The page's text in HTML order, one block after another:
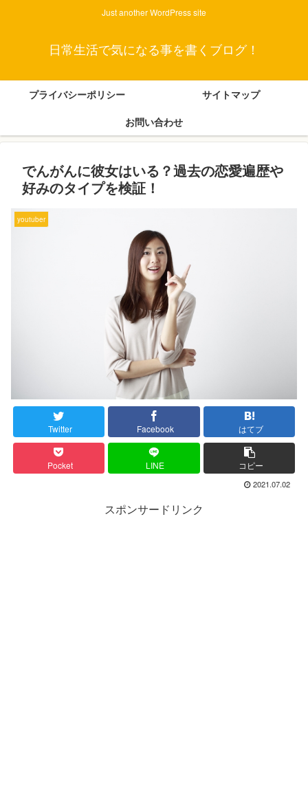
Just another WordPress site
日常生活で気になる事を書くブログ！
プライバシーポリシー
サイトマップ
お問い合わせ
でんがんに彼女はいる？過去の恋愛遍歴や
好みのタイプを検証！
youtuber
Twitter Facebook はてブ
Pocket LINE コピー
2021.07.02
スポンサードリンク